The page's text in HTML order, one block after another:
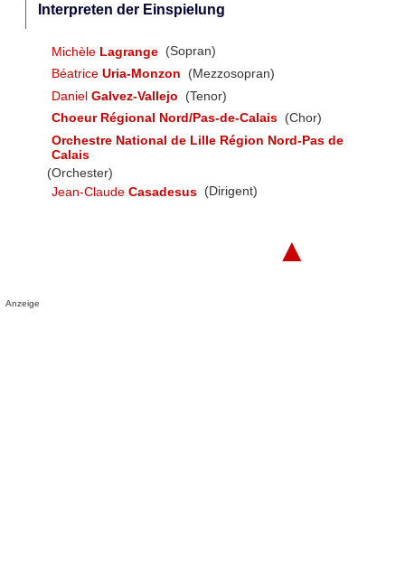
Interpreten der Einspielung
Michèle Lagrange (Sopran)
Béatrice Uria-Monzon
(Mezzosopran)
Daniel Galvez-Vallejo
(Tenor)
Choeur Régional Nord/Pas-de-Calais (Chor)
Orchestre National de Lille Région Nord-Pas de
Calais
(Orchester)
Jean-Claude Casadesus (Dirigent)
▲
Anzeige